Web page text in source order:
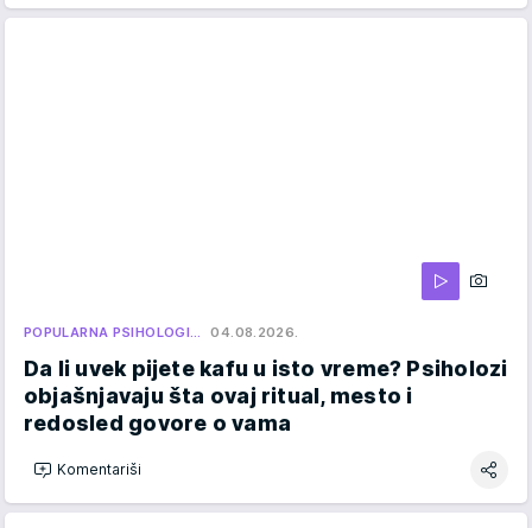
POPULARNA PSIHOLOGI… 04.08.2026.
Da li uvek pijete kafu u isto vreme? Psiholozi
objašnjavaju šta ovaj ritual, mesto i
redosled govore o vama
Komentariši